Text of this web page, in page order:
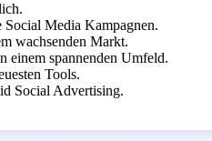
Social Media Kampagnen.
wachsenden Markt.
einem spannenden Umfeld.
Tools.
Social Advertising.